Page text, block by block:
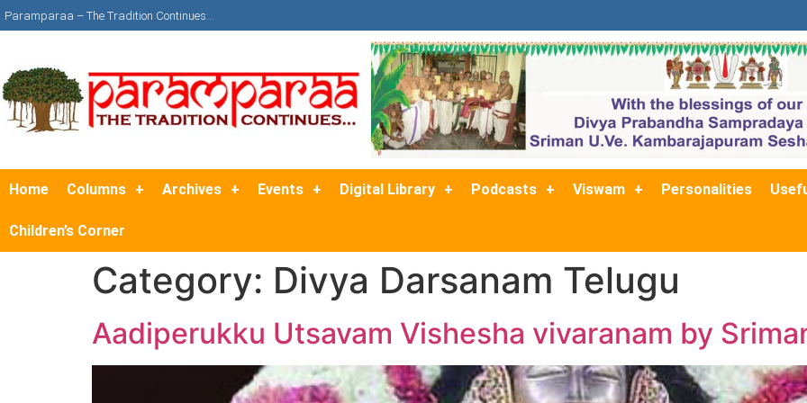
Paramparaa – The Tradition Continues…
Home Columns Archives Events Digital Library Podcasts Viswam Personalities
Children’s Corner
Category: Divya Darsanam Telugu
Aadiperukku Utsavam Vishesha vivaranam by